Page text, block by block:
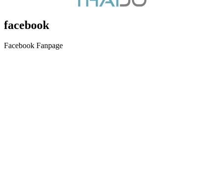
facebook
Facebook Fanpage